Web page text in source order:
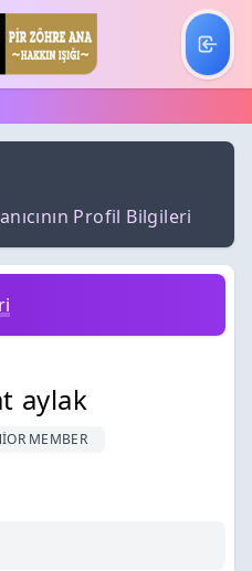
Profil Bilgileri
aylak
MEMBER